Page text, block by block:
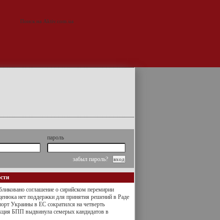
пароль
забыл пароль?
соглашение о сирийском перемирии
нет поддержки для принятия решений в Раде
Украины в ЕС сократился на четверть
БПП выдвинула семерых кандидатов в